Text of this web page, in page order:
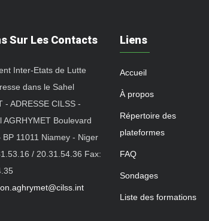
Sur Les Contacts
Inter-Etats de Lutte
dans le Sahel
- ADRESSE CILSS -
AGRHYMET Boulevard
BP 11011 Niamey - Niger
/ 20.31.54.36 Fax:
Liens
Accueil
À propos
Répertoire des
plateformes
FAQ
Sondages
Liste des formations